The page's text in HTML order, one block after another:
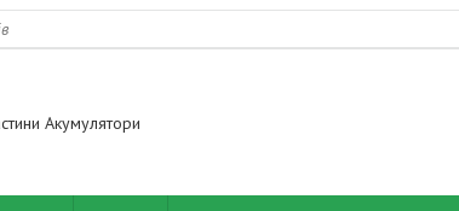
Акумулятори